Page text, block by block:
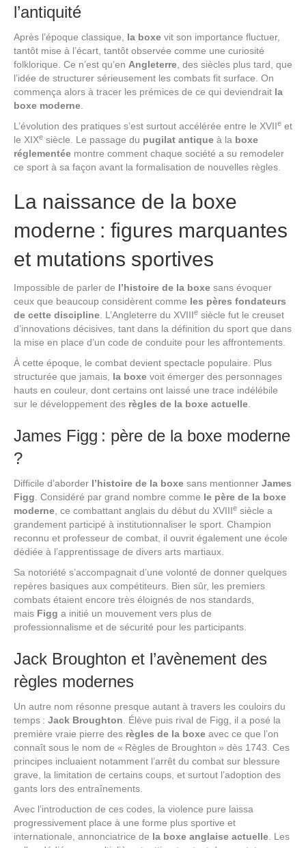
l’antiquité
Après l’époque classique, la boxe vit son importance fluctuer,
tantôt mise à l’écart, tantôt observée comme une curiosité
folklorique. Ce n’est qu’en Angleterre , des siècles plus tard, que
l’idée de structurer sérieusement les combats fit surface. On
commença alors à tracer les prémices de ce qui deviendrait la
boxe moderne
L’évolution des pratiques s’est surtout accélérée entre le XVIIe et
le XIXe siècle. Le passage du pugilat antique à la boxe
réglementée montre comment chaque société a su remodeler
ce sport à sa façon avant la formalisation de nouvelles règles.
La naissance de la boxe
moderne : figures marquantes
et mutations sportives
Impossible de parler de l’histoire de la boxe sans évoquer
ceux que beaucoup considèrent comme les pères fondateurs
de cette discipline . L’Angleterre du XVIIIe siècle fut le creuset
d’innovations décisives, tant dans la définition du sport que dans
la mise en place d’un code de conduite pour les affrontements.
À cette époque, le combat devient spectacle populaire. Plus
structurée que jamais, la boxe voit émerger des personnages
hauts en couleur, dont certains ont laissé une trace indélébile
sur le développement des règles de la boxe actuelle
James Figg : père de la boxe moderne
?
Difficile d’aborder l’histoire de la boxe sans mentionner James
Figg . Considéré par grand nombre comme le père de la boxe
moderne , ce combattant anglais du début du XVIIIe siècle a
grandement participé à institutionnaliser le sport. Champion
reconnu et professeur de combat, il ouvrit également une école
dédiée à l’apprentissage de divers arts martiaux.
Sa notoriété s’accompagnait d’une volonté de donner quelques
repères basiques aux compétiteurs. Bien sûr, les premiers
combats étaient encore très éloignés de nos standards,
mais Figg a initié un mouvement vers plus de
professionnalisme et de sécurité pour les participants.
Jack Broughton et l’avènement des
règles modernes
Un autre nom résonne presque autant à travers les couloirs du
temps : Jack Broughton . Élève puis rival de Figg, il a posé la
première vraie pierre des règles de la boxe avec ce que l’on
connaît sous le nom de « Règles de Broughton » dès 1743. Ces
principes incluaient notamment l’arrêt du combat sur blessure
grave, la limitation de certains coups, et surtout l’adoption des
gants lors des entraînements.
Avec l’introduction de ces codes, la violence pure laissa
progressivement place à une forme plus sportive et
internationale, annonciatrice de la boxe anglaise actuelle . Les